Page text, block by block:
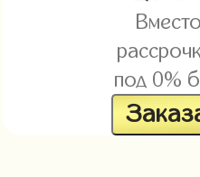
под 0%